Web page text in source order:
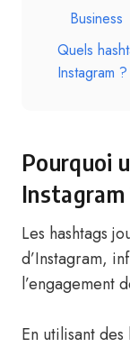
Business
Quels
Instagram ?
Pourquoi
Instagram
Les hashtags
d’Instagram,
l’engagement
En utilisant